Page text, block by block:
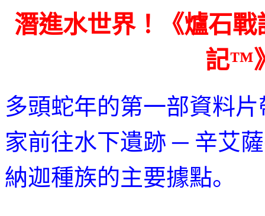
潛進水世界！《爐石戰
記™
多頭蛇年的第一部資料片
家前往水下遺跡 ─ 辛艾
納迦種族的主要據點。